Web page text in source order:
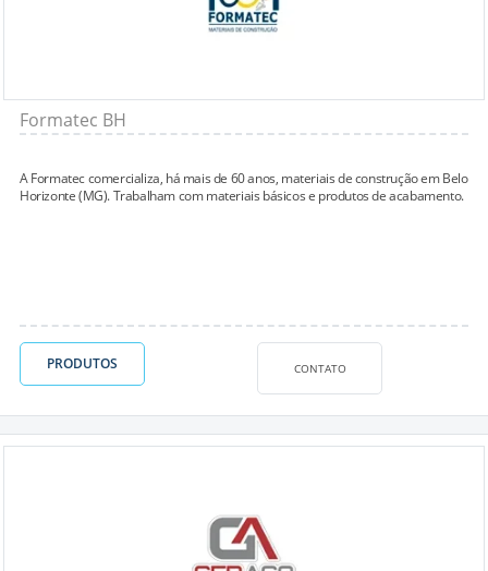
Formatec BH
A Formatec comercializa, há mais de 60 anos, materiais de construção em Belo
Horizonte (MG). Trabalham com materiais básicos e produtos de acabamento.
PRODUTOS CONTATO